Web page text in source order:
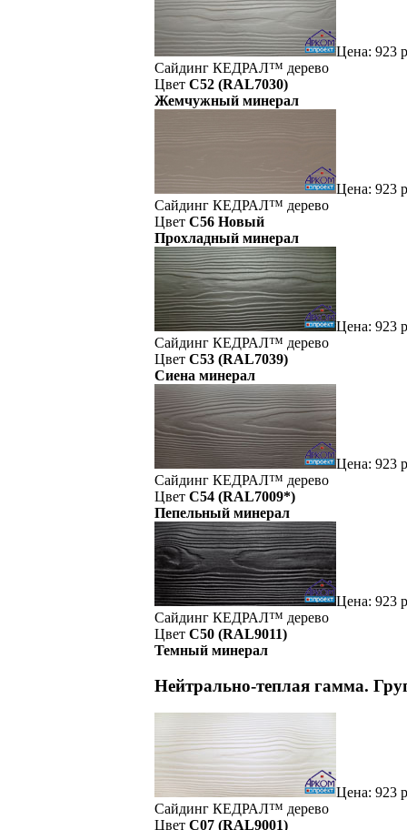
Цена: 923
Сайдинг КЕДРАЛ™ дерево
Цвет C52 (RAL7030)
Жемчужный минерал
Цена: 923
Сайдинг КЕДРАЛ™ дерево
Цвет C56 Новый
Прохладный минерал
Цена: 923
Сайдинг КЕДРАЛ™ дерево
Цвет C53 (RAL7039)
Сиена минерал
Цена: 923
Сайдинг КЕДРАЛ™ дерево
Цвет C54 (RAL7009*)
Пепельный минерал
Цена: 923
Сайдинг КЕДРАЛ™ дерево
Цвет C50 (RAL9011)
Темный минерал
Нейтрально-теплая гамма.
Цена: 923
Сайдинг КЕДРАЛ™ дерево
Цвет C07 (RAL9001)